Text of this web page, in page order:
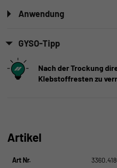
Anwendung
GYSO-Tipp
Nach der Trockung
Klebstoffresten zu
Artikel
Art Nr.